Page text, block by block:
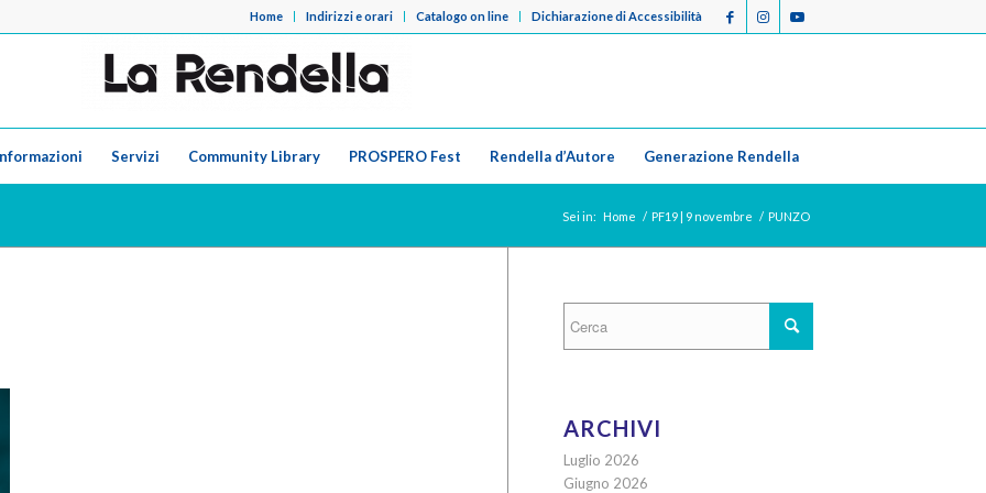
Home Indirizzi e orari Catalogo on line Dichiarazione di Accessibilità
Servizi Community Library PROSPERO Fest Rendella d’Autore Generazione Rendella
Sei in: Home / PF19 | 9 novembre / PUNZO
ARCHIVI
Luglio 2026
Giugno 2026